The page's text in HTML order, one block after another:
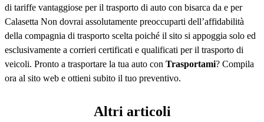
di tariffe vantaggiose per il trasporto di auto con bisarca da e per
Calasetta Non dovrai assolutamente preoccuparti dell’affidabilità
della compagnia di trasporto scelta poiché il sito si appoggia solo ed
esclusivamente a corrieri certificati e qualificati per il trasporto di
veicoli. Pronto a trasportare la tua auto con Trasportami? Compila
ora al sito web e ottieni subito il tuo preventivo.
Altri articoli